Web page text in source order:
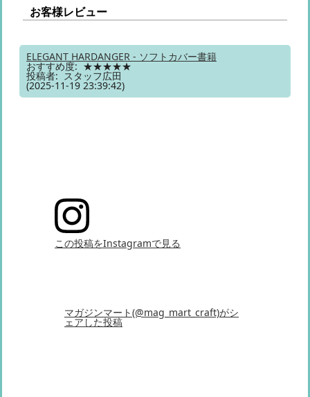
お客様レビュー
ELEGANT HARDANGER - ソフトカバー書籍
おすすめ度: ★★★★★
投稿者: スタッフ広田
(2025-11-19 23:39:42)
この投稿をInstagramで見る
マガジンマート(@mag_mart_craft)がシ
ェアした投稿